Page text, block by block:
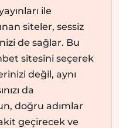
ile
siteler, sessiz
de sağlar. Bu
sitesini seçerek
değil, aynı
da
doğru adımlar
geçirecek ve